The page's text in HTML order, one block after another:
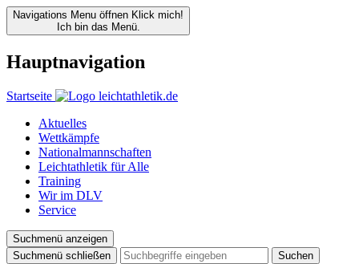
Navigations Menu öffnen Klick mich!
Ich bin das Menü.
Hauptnavigation
Startseite
Aktuelles
Wettkämpfe
Nationalmannschaften
Leichtathletik für Alle
Training
Wir im DLV
Service
Suchmenü anzeigen
Suchmenü schließen
Suchen